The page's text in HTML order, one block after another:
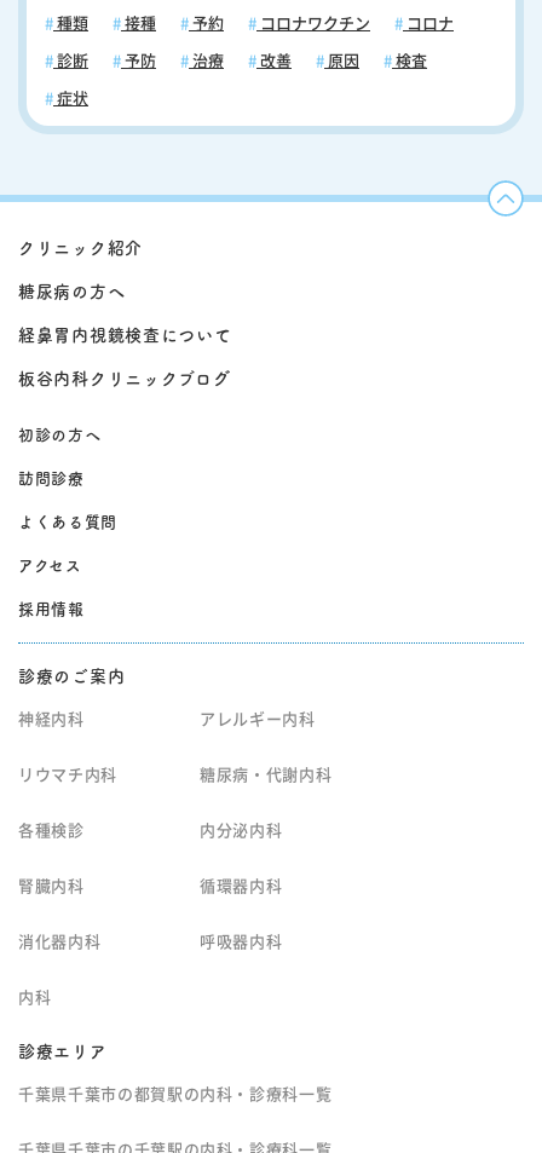
種類 接種 予約 コロナワクチン コロナ
診断 予防 治療 改善 原因 検査
症状
クリニック紹介
糖尿病の方へ
経鼻胃内視鏡検査について
板谷内科クリニックブログ
初診の方へ
訪問診療
よくある質問
アクセス
採用情報
診療のご案内
神経内科 アレルギー内科
リウマチ内科 糖尿病・代謝内科
各種検診 内分泌内科
腎臓内科 循環器内科
消化器内科 呼吸器内科
内科
診療エリア
千葉県千葉市の都賀駅の内科・診療科一覧
千葉県千葉市の千葉駅の内科・診療科一覧